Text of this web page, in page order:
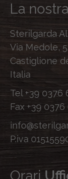
La nostra
Sterilgarda
Via Medole,
Castiglione
Italia
Tel +39 0376
Fax +39 0376
P.iva